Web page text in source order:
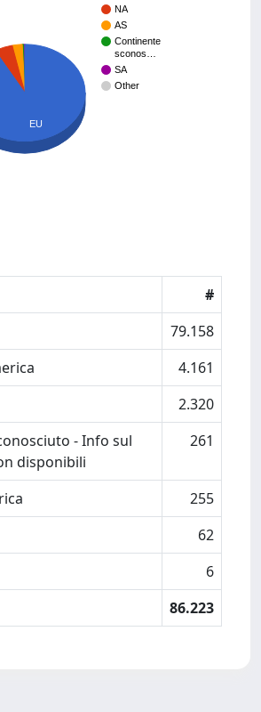
NA
AS
Continente
sconos…
SA
Other
EU
#
79.158
4.161
2.320
- Info sul
disponibili
261
255
62
6
86.223